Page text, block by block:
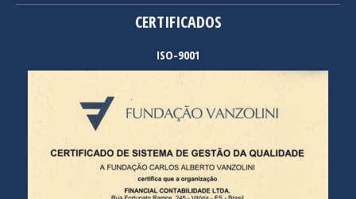
CERTIFICADOS
ISO-9001